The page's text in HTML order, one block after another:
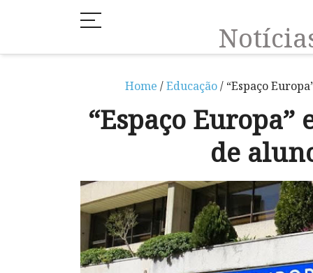
Home /Educação/ “Espaço
“Espaço
de